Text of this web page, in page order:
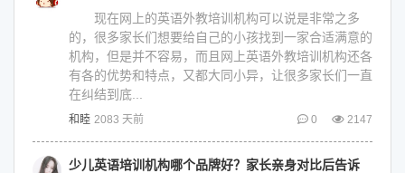
现在网上的英语外教培训机构可以说是非常之多
的，很多家长们想要给自己的小孩找到一家合适满意的
机构，但是并不容易，而且网上英语外教培训机构还各
有各的优势和特点，又都大同小异，让很多家长们一直
在纠结到底...
和睦 2083 天前 0 2147
少儿英语培训机构哪个品牌好？家长亲身对比后告诉